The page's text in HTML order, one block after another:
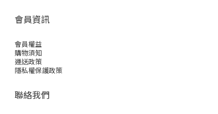
會員資訊
會員權益
購物須知
運送政策
隱私權保護政策
聯絡我們